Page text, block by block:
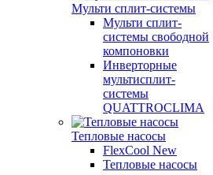
Мульти сплит-системы
Мульти сплит-
системы свободной
компоновки
Инверторные
мультисплит-
системы
QUATTROCLIMA
Тепловые насосы
FlexCool New
Тепловые насосы